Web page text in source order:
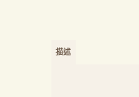
描述